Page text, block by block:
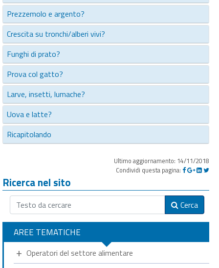
Prezzemolo e argento?
Crescita su tronchi/alberi vivi?
Funghi di prato?
Prova col gatto?
Larve, insetti, lumache?
Uova e latte?
Ricapitolando
Ultimo aggiornamento: 14/11/2018
Condividi questa pagina:
Ricerca nel sito
Cerca
AREE TEMATICHE
Operatori del settore alimentare